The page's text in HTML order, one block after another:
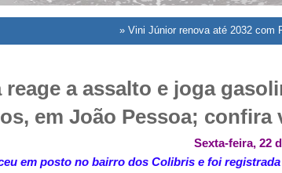
Vini Júnior renova até 2032 com Real
a assalto e joga
em João Pessoa; confira
Sexta-feira, 22
em posto no bairro dos Colibris e foi